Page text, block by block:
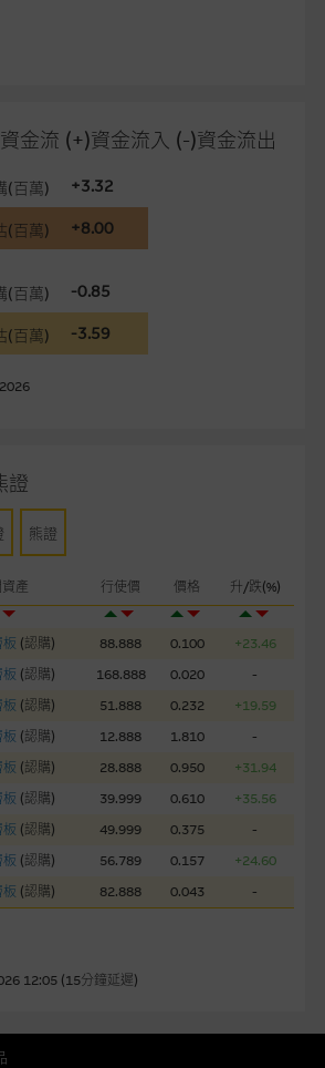
金流 (+)資金流入 (-)資金流出
(百萬) +3.32
(百萬) +8.00
(百萬) -0.85
(百萬) -3.59
證
熊證
產 行使價 價格 升/跌(%)
(認購) 88.888 0.100
+23.46
(認購) 168.888 0.020
-
(認購) 51.888 0.232
+19.59
(認購) 12.888 1.810
-
(認購) 28.888 0.950
+31.94
(認購) 39.999 0.610
+35.56
(認購) 49.999 0.375
-
(認購) 56.789 0.157
+24.60
(認購) 82.888 0.043 -
12:05 (15分鐘延遲)
或預測將來表現。
下，麥格理集團及其任何相關公司或其董
代理人不作陳述，亦不保證網站內容，或
第三者網站，在任何用途方面均可靠、完
任何人士對網站內容的依賴而導致的損失
擔責任或債務。
收款項。結構性產品價格可升可跌。過往
。產品的第二市場可能有限而麥格理資本
一報價方。閣下應閱讀載于
之上市文件以瞭解結構性產品的詳情及
如有需要，請徵詢獨立之專業意見。牛熊證
被提早終止，届時(i) N類牛熊證投資者會
類牛熊證之剩餘價值則可能為零。
麥格理集團管理的網站的連結。此等連結
容及所介紹的產品或服務，均無任何操控
內容及所介紹服務或產品是否準確或合
格理集團建議閣下自行向本網站述及或連
，載有第三者網站的連結，不應視為該第
何內容，因該等內容可能屬他人的知識產
的軟件應用